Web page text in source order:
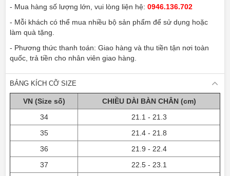
- Mua hàng số lượng lớn, vui lòng liện hệ: 0946.136.702
- Mỗi khách có thể mua nhiều bộ sản phẩm để sử dụng hoặc
làm quà tặng.
- Phương thức thanh toán: Giao hàng và thu tiền tận nơi toàn
quốc, trả tiền cho nhân viên giao hàng.
BẢNG KÍCH CỠ SIZE
VN (Size số)
CHIỀU DÀI BÀN CHÂN (cm)
34
21.1 - 21.3
35
21.4 - 21.8
36
21.9 - 22.4
37
22.5 - 23.1